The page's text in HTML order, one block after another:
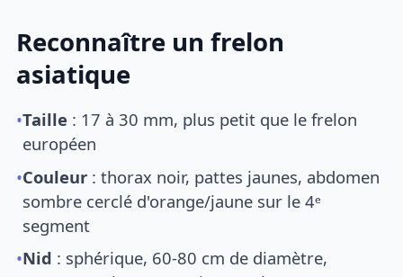
Reconnaître un frelon
asiatique
•Taille : 17 à 30 mm, plus petit que le frelon
européen
•Couleur : thorax noir, pattes jaunes, abdomen
sombre cerclé d'orange/jaune sur le 4ᵉ
segment
•Nid : sphérique, 60-80 cm de diamètre,